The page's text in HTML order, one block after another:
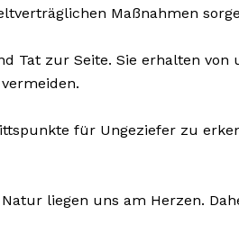
Maßnahmen
Tat zur Seite. Sie erhalten
für Ungeziefer zu
liegen uns am Herzen.